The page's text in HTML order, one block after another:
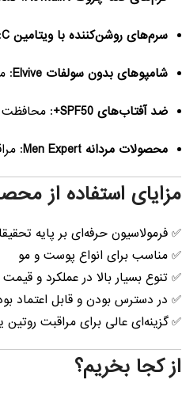
سرم‌های روشن‌کننده با ویتامین C
شامپوهای بدون سولفات Elvive
:
ضد آفتاب‌های SPF50+
: محافظت
محصولات مردانه Men Expert
:
مزایای استفاده از
✅ فرمولاسیون حرفه‌ای بر پایه
✅ مناسب برای انواع پوست و مو
✅ تنوع بسیار بالا در عملکرد و قیمت
✅ در دسترس بودن و قابل اعتماد
✅ گزینه‌ای عالی برای مراقبت
از کجا بخریم؟